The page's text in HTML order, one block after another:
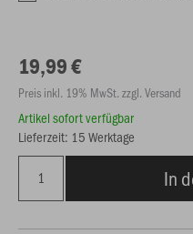
19,99 €
Preis inkl. 19% MwSt. zzgl. Versand
Artikel sofort verfügbar
Lieferzeit: 15 Werktage
In